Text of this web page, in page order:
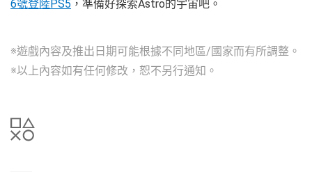
6號登陸PS5 ，準備好探索Astro的宇宙吧。
※遊戲內容及推出日期可能根據不同地區/國家而有所調整。
※以上內容如有任何修改，恕不另行通知。